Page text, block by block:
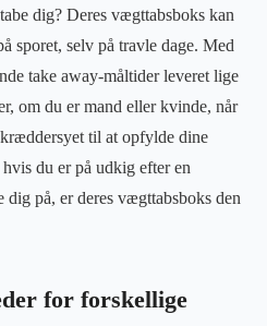
dig? Deres vægttabsboks kan
sporet, selv på travle dage. Med
take away-måltider leveret lige
om du er mand eller kvinde, når
til at opfylde dine
du er på udkig efter en
dig på, er deres vægttabsboks den
for forskellige